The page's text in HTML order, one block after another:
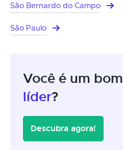
São Bernardo do Campo
São Paulo
Você é um bom
líder?
Descubra agora!